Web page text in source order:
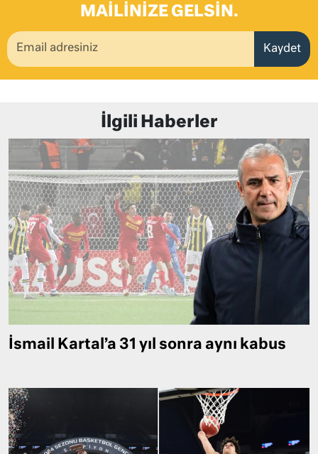
MAILINIZE GELSIN.
Kaydet
İlgili Haberler
İsmail Kartal’a 31 yıl sonra aynı kabus